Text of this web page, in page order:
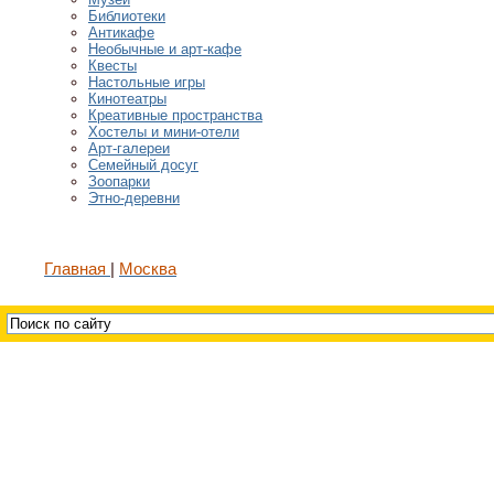
Библиотеки
Антикафе
Необычные и арт-кафе
Квесты
Настольные игры
Кинотеатры
Креативные пространства
Хостелы и мини-отели
Арт-галереи
Семейный досуг
Зоопарки
Этно-деревни
Главная Москва